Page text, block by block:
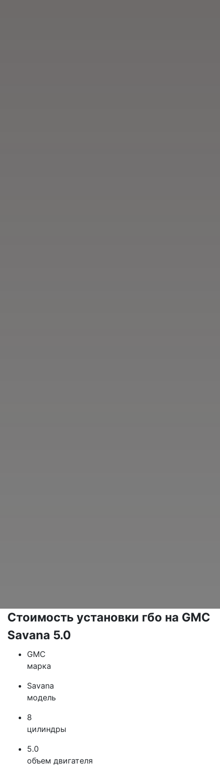
Стоимость установки гбо на GMC
Savana 5.0
GMC
марка
Savana
модель
8
цилиндры
5.0
объем двигателя